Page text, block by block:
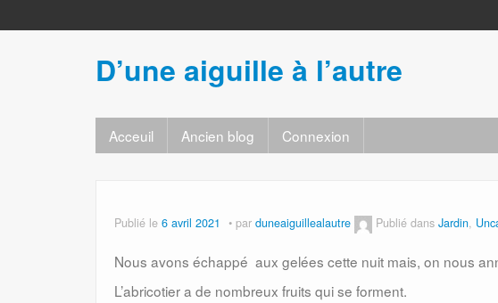
D’une aiguille à l’autre
Acceuil Ancien blog Connexion
Publié le 6 avril 2021 par duneaiguillealautre Publié dans Jardin,
Nous avons échappé aux gelées cette nuit mais, on nous
L’abricotier a de nombreux fruits qui se forment.